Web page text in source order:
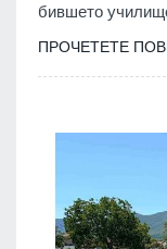
бившето
ПРОЧЕТЕТЕ